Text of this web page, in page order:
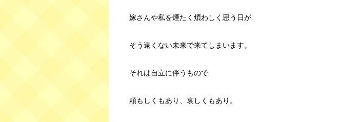
嫁さんや私を煙たく煩わしく思う日が
そう遠くない未来で来てしまいます。
それは自立に伴うもので
頼もしくもあり、哀しくもあり。